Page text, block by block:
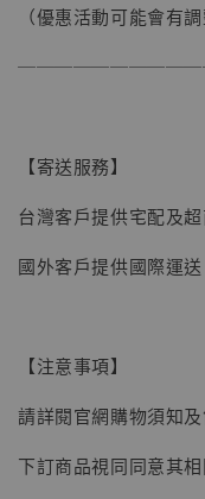
【現貨】
（優惠活動可能會有
【寄送服務】
台灣客戶提供宅配及
國外客戶提供國際運送
【注意事項】
請詳閱官網購物須知
下訂商品視同同意其